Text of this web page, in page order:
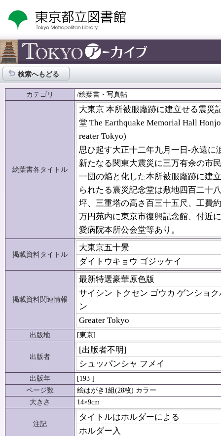
検索へもどる
カテゴリ /絵葉書・写真帖
絵葉書各タイトル
大東京 本所被服廠跡に建立せる震災
堂 The Earthquake Memorial Hall
reater Tokyo)
思ひ起す大正十二年九月一日-永遠に
新たなる関東大震災に三万有余の市
一団の焔と化した本所被服廠跡に建
られたる震災記念堂は敷地四百二十八
坪、三重塔の高さ百三十五尺、工費
万円苑内に東京市復興記念館、付近
愛病院本所公会堂等あり。
掲載資料タイトル
大東京五十景
ダイトウキョウ ゴジッケイ
掲載資料関連情報
最新特選豪華原色版
サイシン トクセン ゴウカ ゲンショク
ン
Greater Tokyo
出版地 [東京]
出版者
[出版者不明]
シュッパンシャ フメイ
出版年
[193-]
ページ数
絵はがき1組(28枚) カラー
大きさ
14×9cm
注記
タイトルはホルダーによる
ホルダー入